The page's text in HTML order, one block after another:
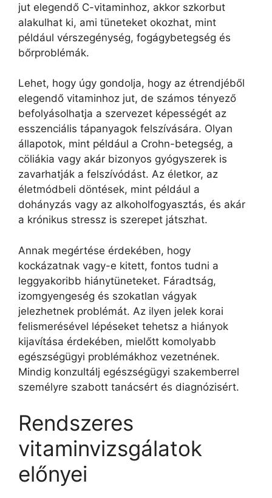
jut elegendő C-vitaminhoz, akkor szkorbut
alakulhat ki, ami tüneteket okozhat, mint
például vérszegénység, fogágybetegség és
bőrproblémák.
Lehet, hogy úgy gondolja, hogy az étrendjéből
elegendő vitaminhoz jut, de számos tényező
befolyásolhatja a szervezet képességét az
esszenciális tápanyagok felszívására. Olyan
állapotok, mint például a Crohn-betegség, a
cöliákia vagy akár bizonyos gyógyszerek is
zavarhatják a felszívódást. Az életkor, az
életmódbeli döntések, mint például a
dohányzás vagy az alkoholfogyasztás, és akár
a krónikus stressz is szerepet játszhat.
Annak megértése érdekében, hogy
kockázatnak vagy-e kitett, fontos tudni a
leggyakoribb hiánytüneteket. Fáradtság,
izomgyengeség és szokatlan vágyak
jelezhetnek problémát. Az ilyen jelek korai
felismerésével lépéseket tehetsz a hiányok
kijavítása érdekében, mielőtt komolyabb
egészségügyi problémákhoz vezetnének.
Mindig konzultálj egészségügyi szakemberrel
személyre szabott tanácsért és diagnózisért.
Rendszeres
vitaminvizsgálatok
előnyei